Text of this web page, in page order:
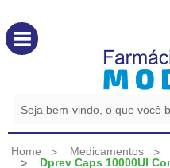
Home Medicamentos
Dprev Caps 10000UI